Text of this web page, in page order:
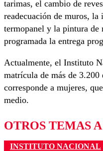
tarimas, el cambio de
readecuación de muros, la
termopanel y la pintura de
programada la entrega
Actualmente, el Instituto
matrícula de más de 3.200
corresponde a mujeres,
medio.
OTROS TEMAS
INSTITUTO NACIONAL